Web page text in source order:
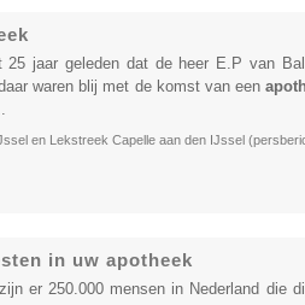
25 jaar geleden dat de heer E.P van
waren blij met de komst van een
en Lekstreek Capelle aan den IJssel
in uw apotheek
er 250.000 mensen in Nederland die